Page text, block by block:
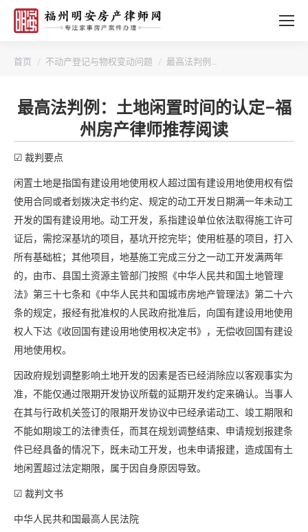
您的位置：
首页 不动产登记与物权变动问题 最高法判例…
最高法判例：土地闲置时间的认定–福
州房产律师推荐阅读
☑ 裁判要点
闲置土地是指国有建设用地使用权人超过国有建设用地使用权有偿
使用合同或者划拨决定书约定、规定的动工开发日期满一年未动工
开发的国有建设用地。动工开发，系指建设单位依法取得施工许可
证后，需挖深基坑的项目，基坑开挖完毕；使用桩基的项目，打入
所有基础桩；其他项目，地基施工完成三分之一动工开发满两年
的，由市、县国土资源主管部门按照《中华人民共和国土地管理
法》第三十七条和《中华人民共和国城市房地产管理法》第二十六
条的规定，报经有批准权的人民政府批准后，向国有建设用地使用
权人下达《收回国有建设用地使用权决定书》，无偿收回国有建设
用地使用权。
因政府规划调整影响土地开发的因素是否已经消除应以客观事实为
准，不能仅通过限期开发协议所载的延期开发约定来确认。当事人
在其与行政机关签订的限期开发协议中已经承诺动工、竣工期限和
不能如期竣工的法律责任，而其在规划调整结束、申请规划报建条
件已经具备的情况下，既未动工开发，也未申请报建，造成国有土
地闲置超过法定期限，属于因自身原因导致。
☑ 裁判文书
中华人民共和国最高人民法院